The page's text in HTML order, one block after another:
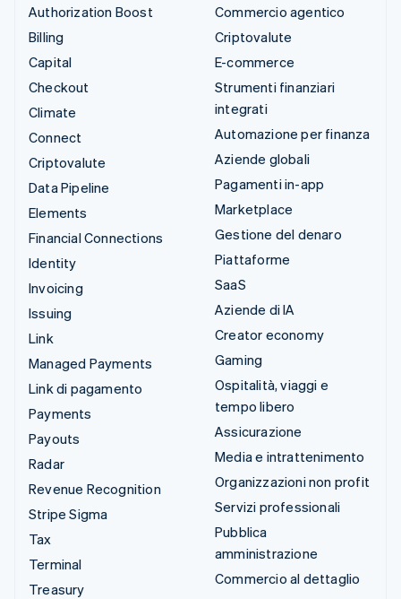
Authorization Boost
Billing
Capital
Checkout
Climate
Connect
Criptovalute
Data Pipeline
Elements
Financial Connections
Identity
Invoicing
Issuing
Link
Managed Payments
Link di pagamento
Payments
Payouts
Radar
Revenue Recognition
Stripe Sigma
Tax
Terminal
Treasury
Commercio agentico
Criptovalute
E-commerce
Strumenti finanziari
integrati
Automazione per finanza
Aziende globali
Pagamenti in-app
Marketplace
Gestione del denaro
Piattaforme
SaaS
Aziende di IA
Creator economy
Gaming
Ospitalità, viaggi e
tempo libero
Assicurazione
Media e intrattenimento
Organizzazioni non profit
Servizi professionali
Pubblica
amministrazione
Commercio al dettaglio